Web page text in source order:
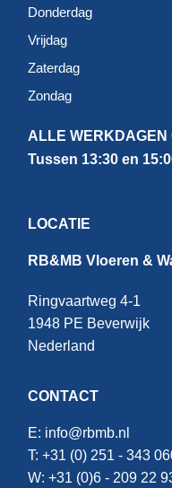
Donderdag
Vrijdag
Zaterdag
Zondag
ALLE WERKDAGEN
Tussen 13:30 en
LOCATIE
RB&MB Vloeren &
Ringvaartweg 4-1
1948 PE Beverwijk
Nederland
CONTACT
E: info@rbmb.nl
T: +31 (0) 251 - 343
W: +31 (0)6 - 209 22